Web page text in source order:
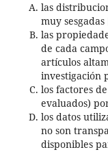
las
muy sesgadas
las
de cada
artículos
investigación
los factores
evaluados)
los datos
no son
disponibles